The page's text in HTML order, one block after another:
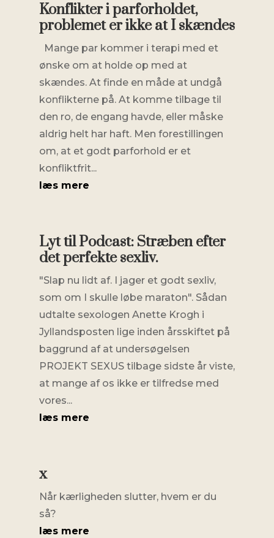
Konflikter i parforholdet,
problemet er ikke at I skændes
Mange par kommer i terapi med et
ønske om at holde op med at
skændes. At finde en måde at undgå
konflikterne på. At komme tilbage til
den ro, de engang havde, eller måske
aldrig helt har haft. Men forestillingen
om, at et godt parforhold er et
konfliktfrit...
læs mere
Lyt til Podcast: Stræben efter
det perfekte sexliv.
"Slap nu lidt af. I jager et godt sexliv,
som om I skulle løbe maraton". Sådan
udtalte sexologen Anette Krogh i
Jyllandsposten lige inden årsskiftet på
baggrund af at undersøgelsen
PROJEKT SEXUS tilbage sidste år viste,
at mange af os ikke er tilfredse med
vores...
læs mere
x
Når kærligheden slutter, hvem er du
så?
læs mere